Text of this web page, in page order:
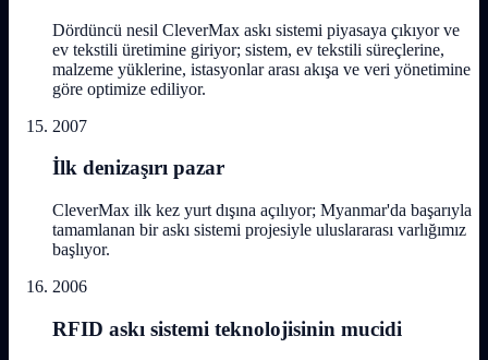
Dördüncü nesil CleverMax askı sistemi piyasaya çıkıyor ve
ev tekstili üretimine giriyor; sistem, ev tekstili süreçlerine,
malzeme yüklerine, istasyonlar arası akışa ve veri yönetimine
göre optimize ediliyor.
2007
İlk denizaşırı pazar
CleverMax ilk kez yurt dışına açılıyor; Myanmar'da başarıyla
tamamlanan bir askı sistemi projesiyle uluslararası varlığımız
başlıyor.
2006
RFID askı sistemi teknolojisinin mucidi